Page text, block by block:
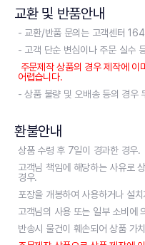
교환 및 반품안내
- 교환/반품 문의는 고객센터
- 고객 단순 변심이나 주문 실수
주문제작 상품의 경우 제작에 이
어렵습니다.
- 상품 불량 및 오배송 등의 경우
환불안내
상품 수령 후 7일이 경과한 경우.
고객님 책임에 해당하는 사유로
경우.
포장을 개봉하여 사용하거나 설
고객님의 사용 또는 일부 소비에
반송시 물건이 훼손되어 상품 가